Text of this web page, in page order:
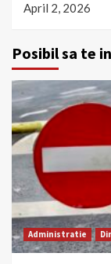
April 2, 2026
Posibil sa te
Administratie